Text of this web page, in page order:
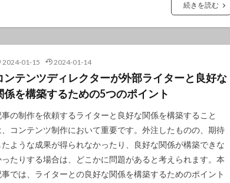
続きを読む
2024-01-15 2024-01-14
ンテンツディレクターが外部ライターと良好な
係を構築するための5つのポイント
事の制作を依頼するライターと良好な関係を構築すること
、コンテンツ制作において重要です。外注したものの、期待
たような成果が得られなかったり、良好な関係が構築できな
ったりする場合は、どこかに問題があると考えられます。本
事では、ライターとの良好な関係を構築するためのポイント